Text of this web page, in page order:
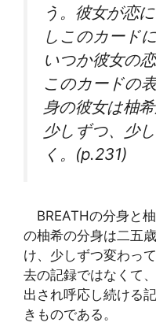
う。彼女が恋
しこのカード
いつか彼女の
このカードの
身の彼女は柚
少しずつ、少
く。(p.231)
BREATHの分身と
の柚希の分身は二五
け、少しずつ変わっ
去の記録ではなくて
出され呼応し続ける
きものである。